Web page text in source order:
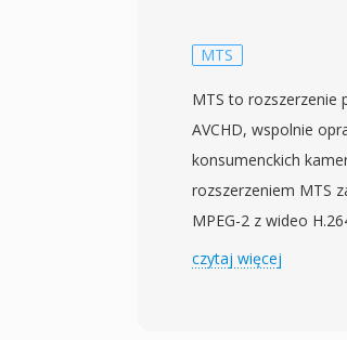
MTS
MTS to rozszerzenie
AVCHD, wspolnie
konsumenckich
rozszerzeniem MTS
MPEG-2 z wideo
sparowane z audio
czytaj więcej